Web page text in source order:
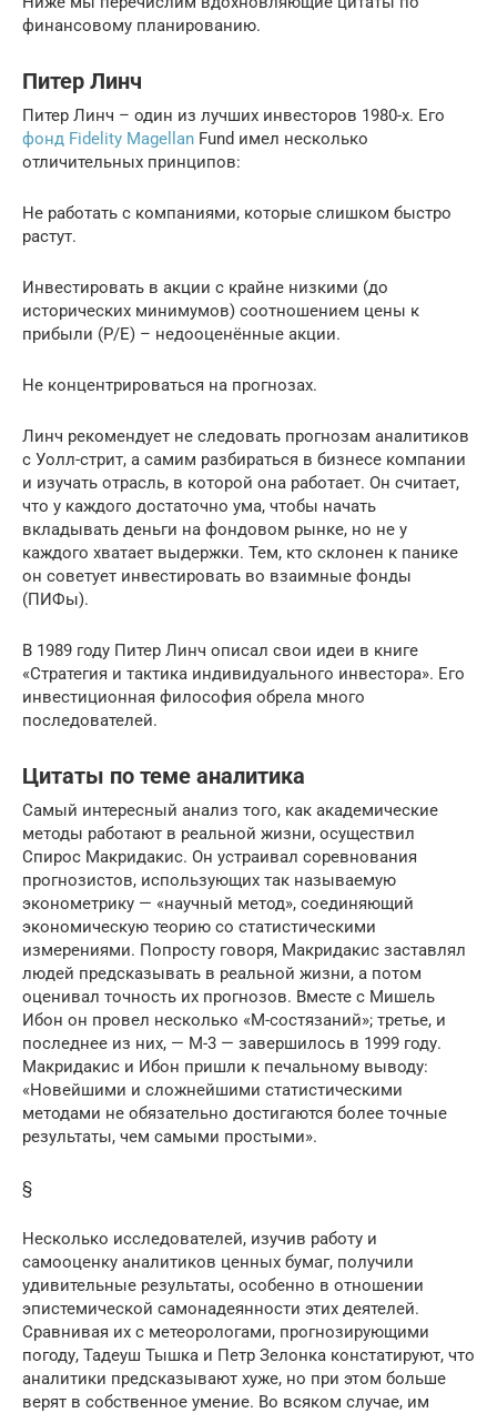
финансовому планированию.
Питер Линч
Питер Линч – один из лучших инвесторов 1980-х. Его
фонд Fidelity Magellan Fund имел несколько
отличительных принципов:
Не работать с компаниями, которые слишком быстро
растут.
Инвестировать в акции с крайне низкими (до
исторических минимумов) соотношением цены к
прибыли (P/E) – недооценённые акции.
Не концентрироваться на прогнозах.
Линч рекомендует не следовать прогнозам аналитиков
с Уолл-стрит, а самим разбираться в бизнесе компании
и изучать отрасль, в которой она работает. Он считает,
что у каждого достаточно ума, чтобы начать
вкладывать деньги на фондовом рынке, но не у
каждого хватает выдержки. Тем, кто склонен к панике
он советует инвестировать во взаимные фонды
(ПИФы).
В 1989 году Питер Линч описал свои идеи в книге
«Стратегия и тактика индивидуального инвестора». Его
инвестиционная философия обрела много
последователей.
Цитаты по теме аналитика
Самый интересный анализ того, как академические
методы работают в реальной жизни, осуществил
Спирос Макридакис. Он устраивал соревнования
прогнозистов, использующих так называемую
эконометрику — «научный метод», соединяющий
экономическую теорию со статистическими
измерениями. Попросту говоря, Макридакис заставлял
людей предсказывать в реальной жизни, а потом
оценивал точность их прогнозов. Вместе с Мишель
Ибон он провел несколько «М-состязаний»; третье, и
последнее из них, — М-3 — завершилось в 1999 году.
Макридакис и Ибон пришли к печальному выводу:
«Новейшими и сложнейшими статистическими
методами не обязательно достигаются более точные
результаты, чем самыми простыми».
§
Несколько исследователей, изучив работу и
самооценку аналитиков ценных бумаг, получили
удивительные результаты, особенно в отношении
эпистемической самонадеянности этих деятелей.
Сравнивая их с метеорологами, прогнозирующими
погоду, Тадеуш Тышка и Петр Зелонка констатируют, что
аналитики предсказывают хуже, но при этом больше
верят в собственное умение. Во всяком случае, им